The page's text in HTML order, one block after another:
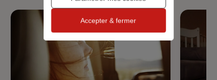
Accepter & fermer